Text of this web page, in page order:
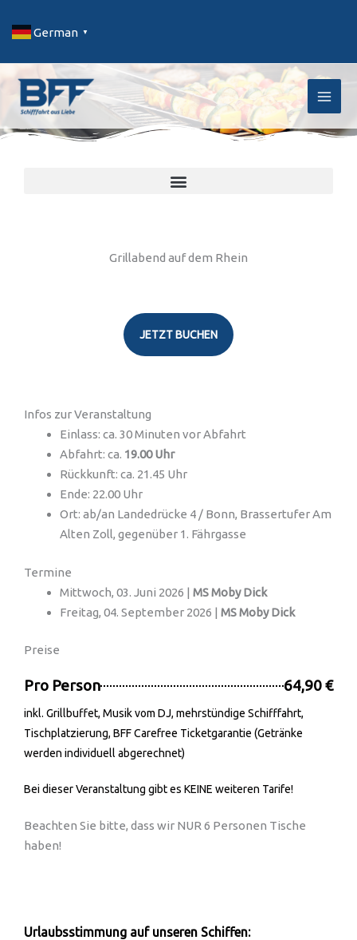
InhaltGerman ▼
BFF Bonner Schifffahrt
Schifffahrten in und um Bonn
Grillabend auf dem Rhein
JETZT BUCHEN
Infos zur Veranstaltung
Einlass: ca. 30 Minuten vor Abfahrt
Abfahrt: ca. 19.00 Uhr
Rückkunft: ca. 21.45 Uhr
Ende: 22.00 Uhr
Ort: ab/an Landedrücke 4 / Bonn, Brassertufer Am
Alten Zoll, gegenüber 1. Fährgasse
Termine
Mittwoch, 03. Juni 2026 | MS Moby Dick
Freitag, 04. September 2026 | MS Moby Dick
Preise
Pro Person 64,90 €
inkl. Grillbuffet, Musik vom DJ, mehrstündige Schifffahrt,
Tischplatzierung, BFF Carefree Ticketgarantie (Getränke
werden individuell abgerechnet)
Bei dieser Veranstaltung gibt es KEINE weiteren Tarife!
Beachten Sie bitte, dass wir NUR 6 Personen Tische
haben!
Urlaubsstimmung auf unseren Schiffen: